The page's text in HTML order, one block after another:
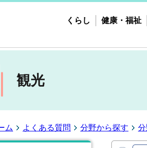
くらし 健康・福祉
観光
ム よくある質問 分野から探す